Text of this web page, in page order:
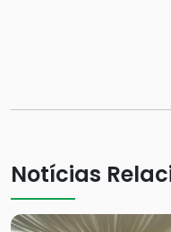
Notícias